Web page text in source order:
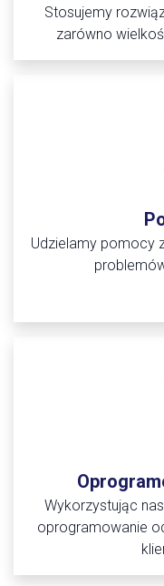
Stosujemy
zarówno
Udzielamy pomocy
Wykorzystując
oprogramowanie